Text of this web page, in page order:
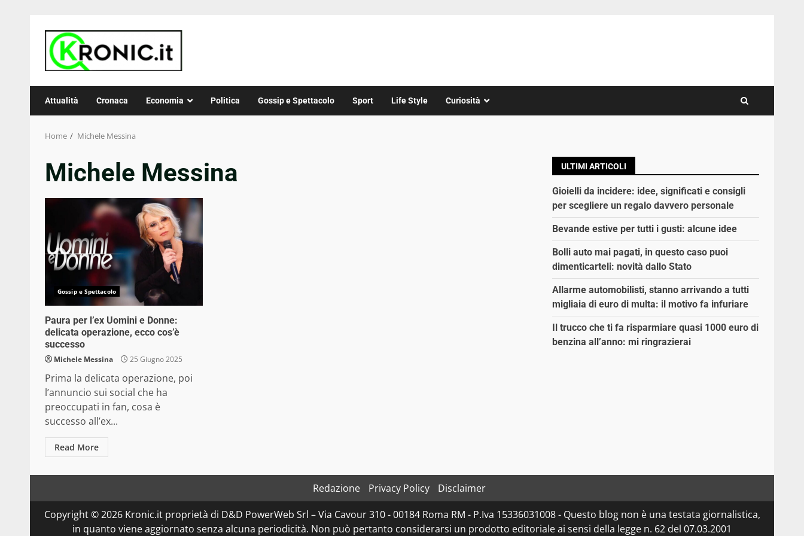
content
Attualità Cronaca Economia Politica Gossip e Spettacolo Sport Life Style Curiosità
Home Michele Messina
Michele Messina
Gossip e Spettacolo
Paura per l’ex Uomini e Donne:
delicata operazione, ecco cos’è
successo
Michele Messina 25 Giugno 2025
Prima la delicata operazione, poi
l’annuncio sui social che ha
preoccupati in fan, cosa è
successo all’ex...
Read More
ULTIMI ARTICOLI
Gioielli da incidere: idee, significati e consigli
per scegliere un regalo davvero personale
Bevande estive per tutti i gusti: alcune idee
Bolli auto mai pagati, in questo caso puoi
dimenticarteli: novità dallo Stato
Allarme automobilisti, stanno arrivando a tutti
migliaia di euro di multa: il motivo fa infuriare
Il trucco che ti fa risparmiare quasi 1000 euro di
benzina all’anno: mi ringrazierai
Redazione Privacy Policy
Disclaimer
Copyright © 2026 Kronic.it proprietà di D&D PowerWeb Srl – Via Cavour 310 - 00184 Roma RM - P.Iva 15336031008 - Questo blog non è una testata giornalistica,
in quanto viene aggiornato senza alcuna periodicità. Non può pertanto considerarsi un prodotto editoriale ai sensi della legge n. 62 del 07.03.2001